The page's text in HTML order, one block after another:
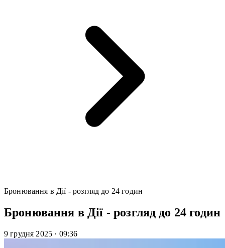
Бронювання в Дії - розгляд до 24 годин
Бронювання в Дії - розгляд до 24 годин
9 грудня 2025 · 09:36